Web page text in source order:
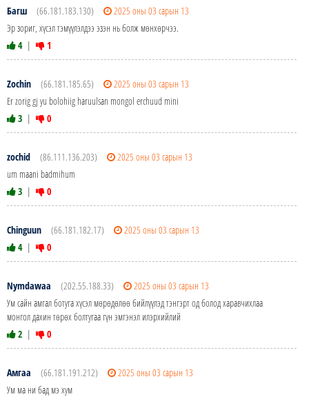
Багш (66.181.183.130)
2025 оны 03 сарын 13
Эр зориг, хүсэл тэмүүлэлдээ эзэн нь болж мөнхөрчээ.
4 | 1
Zochin (66.181.185.65)
2025 оны 03 сарын 13
Er zorig gj yu bolohiig haruulsan mongol erchuud mini
3 | 0
zochid (86.111.136.203)
2025 оны 03 сарын 13
um maani badmihum
3 | 0
Chinguun (66.181.182.17)
2025 оны 03 сарын 13
4 | 0
Nymdawaa (202.55.188.33)
2025 оны 03 сарын 13
Ум сайн амгал ботуга хүсэл мөрөдөлөө бийлүүлэд тэнгэрт од болод харавчихлаа
монгол дахин төрөх болтугаа гүн эмгэнэл илэрхийлий
2 | 0
Амгаа (66.181.191.212)
2025 оны 03 сарын 13
Ум ма ни бад мэ хум